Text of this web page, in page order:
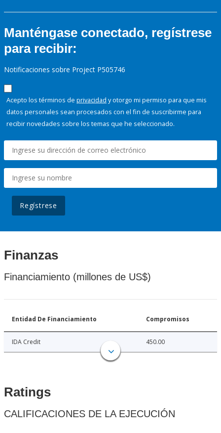
Manténgase conectado, regístrese
para recibir:
Notificaciones sobre Project P505746
Acepto los términos de privacidad y otorgo mi permiso para que mis
datos personales sean procesados con el fin de suscribirme para
recibir novedades sobre los temas que he seleccionado.
Regístrese
Finanzas
Financiamiento (millones de US$)
Entidad De Financiamiento Compromisos
IDA Credit 450.00
Ratings
CALIFICACIONES DE LA EJECUCIÓN